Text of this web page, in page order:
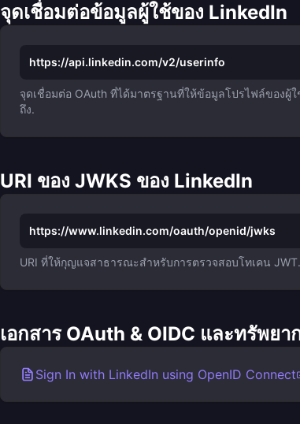
จุดเชื่อมต่อข้อมูลผู้ใช้ของ LinkedIn
https://api.linkedin.com/v2/userinfo
จุดเชื่อมต่อ OAuth ที่ได้มาตรฐานที่ให้ข้อมูลโปรไฟล์ของผู้
ถึง.
URI ของ JWKS ของ LinkedIn
https://www.linkedin.com/oauth/openid/jwks
URI ที่ให้กุญแจสาธารณะสำหรับการตรวจสอบโทเคน
เอกสาร OAuth & OIDC และทรัพย
Sign In with LinkedIn using OpenID Connect